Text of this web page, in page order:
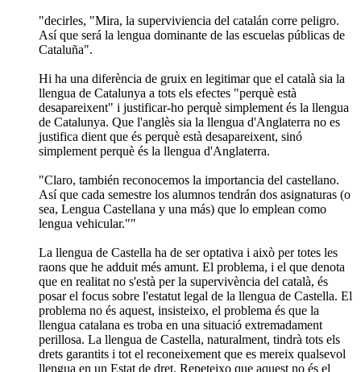
"decirles, "Mira, la superviviencia del catalán corre peligro.
Así que será la lengua dominante de las escuelas públicas de
Cataluña".
Hi ha una diferència de gruix en legitimar que el català sia la
llengua de Catalunya a tots els efectes "perquè està
desapareixent" i justificar-ho perquè simplement és la llengua
de Catalunya. Que l'anglès sia la llengua d'Anglaterra no es
justifica dient que és perquè està desapareixent, sinó
simplement perquè és la llengua d'Anglaterra.
"Claro, también reconocemos la importancia del castellano.
Así que cada semestre los alumnos tendrán dos asignaturas (o
sea, Lengua Castellana y una más) que lo emplean como
lengua vehicular.""
La llengua de Castella ha de ser optativa i això per totes les
raons que he adduit més amunt. El problema, i el que denota
que en realitat no s'està per la supervivència del català, és
posar el focus sobre l'estatut legal de la llengua de Castella. El
problema no és aquest, insisteixo, el problema és que la
llengua catalana es troba en una situació extremadament
perillosa. La llengua de Castella, naturalment, tindrà tots els
drets garantits i tot el reconeixement que es mereix qualsevol
llengua en un Estat de dret. Repeteixo que aquest no és el